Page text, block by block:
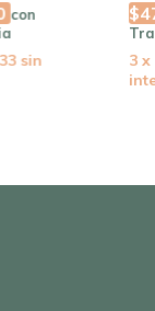
con
sin
3 x